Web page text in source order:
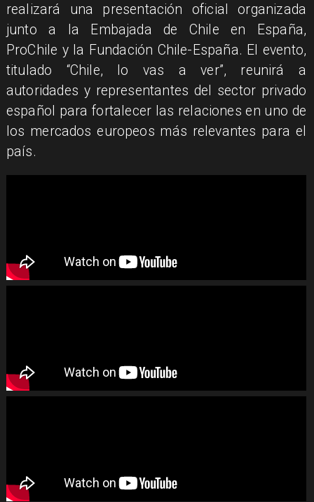
realizará una presentación oficial organizada
junto a la Embajada de Chile en España,
ProChile y la Fundación Chile-España. El evento,
titulado “Chile, lo vas a ver”, reunirá a
autoridades y representantes del sector privado
español para fortalecer las relaciones en uno de
los mercados europeos más relevantes para el
país.